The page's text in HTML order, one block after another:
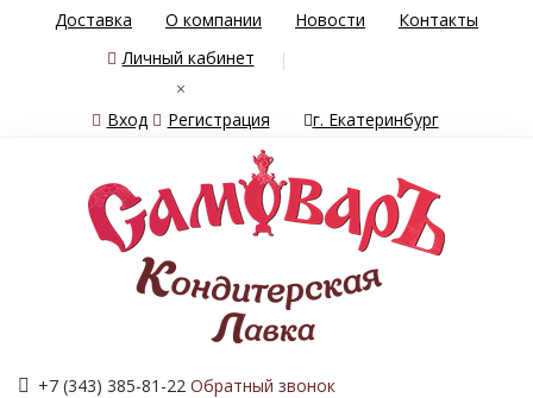
Доставка О компании Новости
Контакты
Личный кабинет
×
Вход
Регистрация г. Екатеринбург
+7 (343) 385-81-22 Обратный звонок